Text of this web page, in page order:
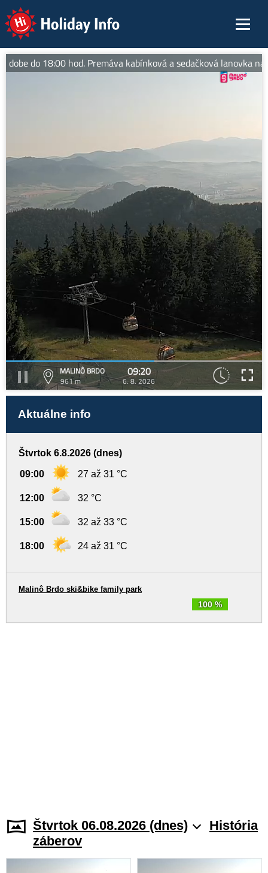
Holiday Info
do 18:00 hod. Premáva kabínková a sedačková lanovka
MALINÔ BRDO
961 m
09:20
6. 8. 2026
Aktuálne info
Štvrtok 6.8.2026 (dnes)
09:00 27 až 31 °C
12:00 32 °C
15:00 32 až 33 °C
18:00 24 až 31 °C
100 %
Malinô Brdo ski&bike family park
Štvrtok 06.08.2026 (dnes)
História
záberov